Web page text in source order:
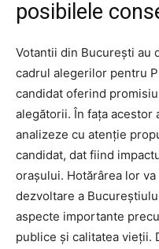
posibilele
Votantii din București au
cadrul alegerilor pentru
candidat oferind
alegătorii. În fața
analizeze cu atenție
candidat, dat fiind
orașului. Hotărârea lor
dezvoltare a
aspecte importante
publice și calitatea vieții.